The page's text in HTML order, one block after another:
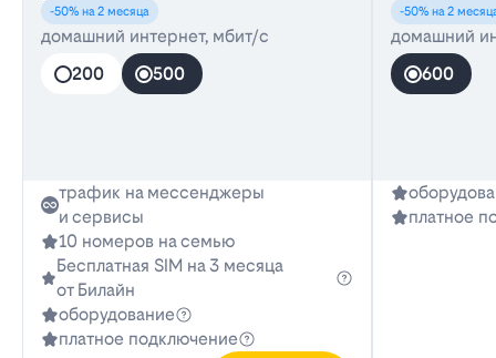
-50% на 2 месяца
домашний интернет, мбит/с
200
500
трафик на мессенджеры
и сервисы
10 номеров на семью
Бесплатная SIM на 3 месяца
от Билайн
оборудование
платное подключение
-50% на 2
домашний
600
платное